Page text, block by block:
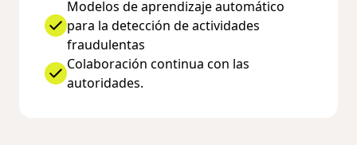
Modelos de aprendizaje automático
para la detección de actividades
fraudulentas
Colaboración continua con las
autoridades.